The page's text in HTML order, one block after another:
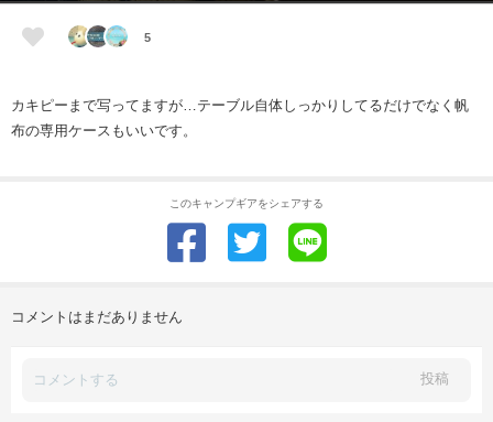
5
カキピーまで写ってますが…テーブル自体しっかりしてるだけでなく帆
布の専用ケースもいいです。
このキャンプギアをシェアする
コメントはまだありません
投稿